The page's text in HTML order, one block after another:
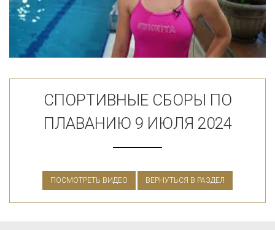
СПОРТИВНЫЕ СБОРЫ ПО
ПЛАВАНИЮ 9 ИЮЛЯ 2024
ПОСМОТРЕТЬ ВИДЕО ВЕРНУТЬСЯ В РАЗДЕЛ